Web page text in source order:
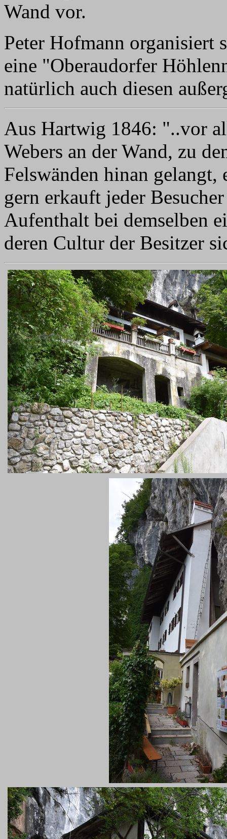
Wand vor.
Peter Hofmann organisiert
eine "Oberaudorfer
natürlich auch diesen
Aus Hartwig 1846: "..vor
Webers an der Wand, zu
Felswänden hinan
gern erkauft jeder
Aufenthalt bei demselben
deren Cultur der Besitzer